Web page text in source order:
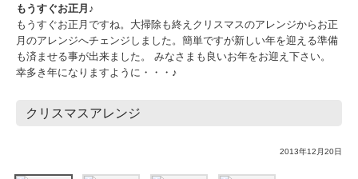
もうすぐお正月♪
もうすぐお正月ですね。大掃除も終えクリスマスのアレンジからお正
月のアレンジへチェンジしました。簡単ですが新しい年を迎える準備
も済ませる事が出来ました。 みなさまも良いお年をお迎え下さい。
幸多き年になりますように・・・♪
クリスマスアレンジ
2013年12月20日